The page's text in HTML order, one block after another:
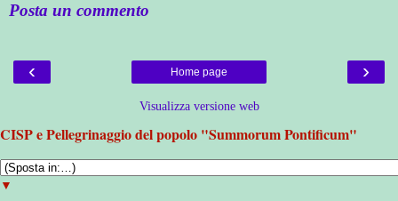
Posta un commento
‹ ›
Home page
Visualizza versione web
CISP e Pellegrinaggio del popolo "Summorum Pontificum"
▼